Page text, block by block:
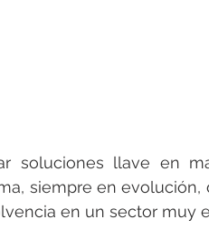
soluciones llave en
siempre en
en un sector muy